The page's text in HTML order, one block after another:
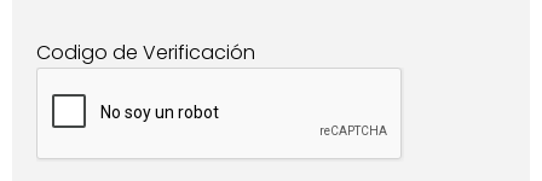
Codigo de Verificación